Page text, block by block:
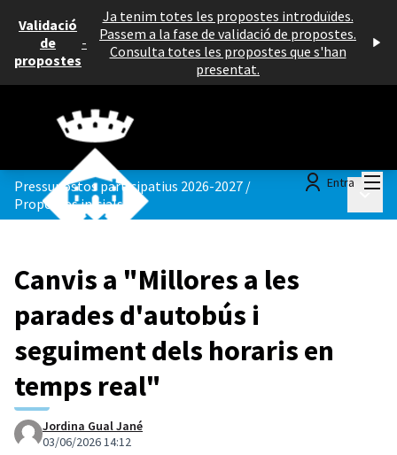
Validació
de
propostes
-
Ja tenim totes les propostes introduïdes.
Passem a la fase de validació de propostes.
Consulta totes les propostes que s'han
presentat.
Entra
Pressupostos participatius 2026-2027 /
Propostes inicials
Canvis a "Millores a les
parades d'autobús i
seguiment dels horaris en
temps real"
Jordina Gual Jané
03/06/2026 14:12